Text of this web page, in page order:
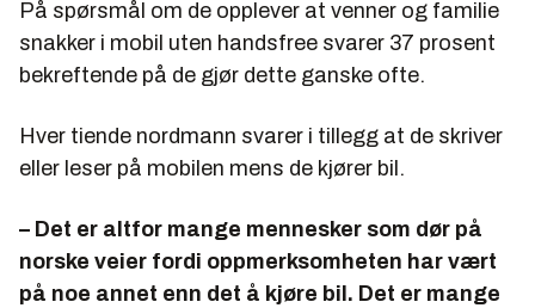
På spørsmål om de opplever at venner og familie
snakker i mobil uten handsfree svarer 37 prosent
bekreftende på de gjør dette ganske ofte.
Hver tiende nordmann svarer i tillegg at de skriver
eller leser på mobilen mens de kjører bil.
– Det er altfor mange mennesker som dør på
norske veier fordi oppmerksomheten har vært
på noe annet enn det å kjøre bil. Det er mange